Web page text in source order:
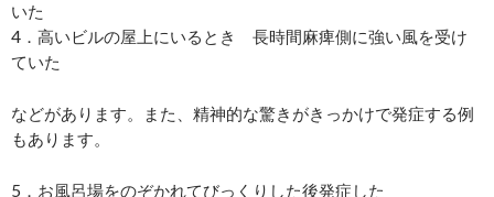
いた
4．高いビルの屋上にいるとき 長時間麻痺側に強い風を受け
ていた
などがあります。また、精神的な驚きがきっかけで発症する例
もあります。
5．お風呂場をのぞかれてびっくりした後発症した